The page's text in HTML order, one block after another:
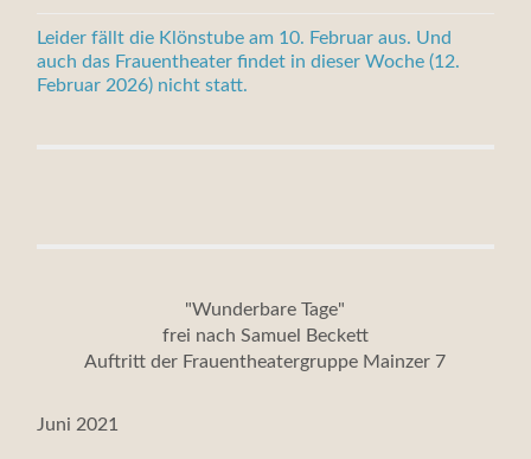
Leider fällt die Klönstube am 10. Februar aus. Und
auch das Frauentheater findet in dieser Woche (12.
Februar 2026) nicht statt.
"Wunderbare Tage"
frei nach Samuel Beckett
Auftritt der Frauentheatergruppe Mainzer 7
Juni 2021